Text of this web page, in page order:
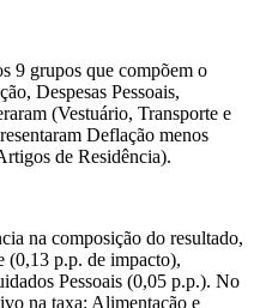
9 grupos que compõem o
Despesas Pessoais,
(Vestuário, Transporte e
Deflação menos
de Residência).
na composição do resultado,
(0,13 p.p. de impacto),
Pessoais (0,05 p.p.). No
na taxa: Alimentação e